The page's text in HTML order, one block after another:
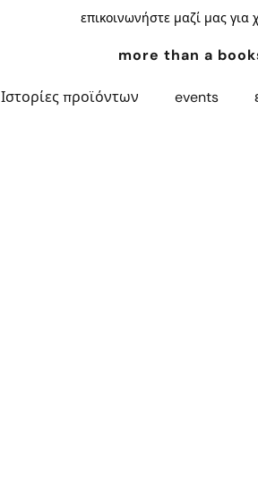
επικοινωνήστε μαζί μας για
more than a
Ιστορίες προϊόντων events